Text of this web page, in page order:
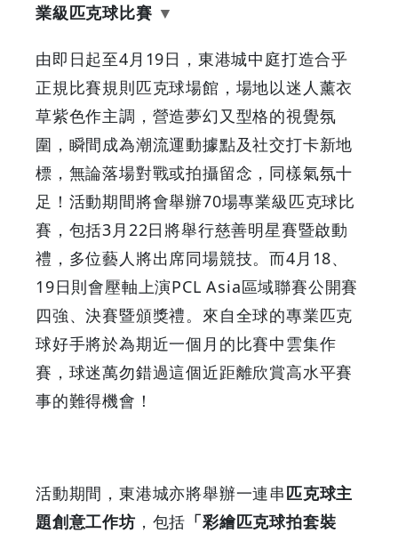
業級匹克球比賽
由即日起至4月19日，東港城中庭打造合乎
正規比賽規則匹克球場館，場地以迷人薰衣
草紫色作主調，營造夢幻又型格的視覺氛
圍，瞬間成為潮流運動據點及社交打卡新地
標，無論落場對戰或拍攝留念，同樣氣氛十
足！活動期間將會舉辦70場專業級匹克球比
賽，包括3月22日將舉行慈善明星賽暨啟動
禮，多位藝人將出席同場競技。而4月18、
19日則會壓軸上演PCL Asia區域聯賽公開賽
四強、決賽暨頒獎禮。來自全球的專業匹克
球好手將於為期近一個月的比賽中雲集作
賽，球迷萬勿錯過這個近距離欣賞高水平賽
事的難得機會！
活動期間，東港城亦將舉辦一連串匹克球主
題創意工作坊 ，包括 「彩繪匹克球拍套裝